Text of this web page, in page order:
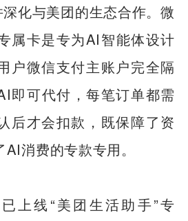
化与美团的生态合作。微
属卡是专为AI智能体设计
户微信支付主账户完全隔
即可代付，每笔订单都需
后才会扣款，既保障了资
消费的专款专用。
上线“美团生活助手”专